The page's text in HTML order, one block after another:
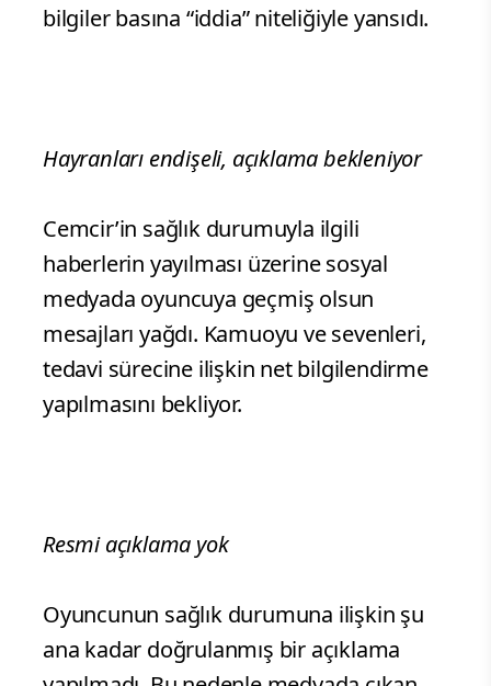
bilgiler basına “iddia” niteliğiyle yansıdı.
Hayranları endişeli, açıklama bekleniyor
Cemcir’in sağlık durumuyla ilgili
haberlerin yayılması üzerine sosyal
medyada oyuncuya geçmiş olsun
mesajları yağdı. Kamuoyu ve sevenleri,
tedavi sürecine ilişkin net bilgilendirme
yapılmasını bekliyor.
Resmi açıklama yok
Oyuncunun sağlık durumuna ilişkin şu
ana kadar doğrulanmış bir açıklama